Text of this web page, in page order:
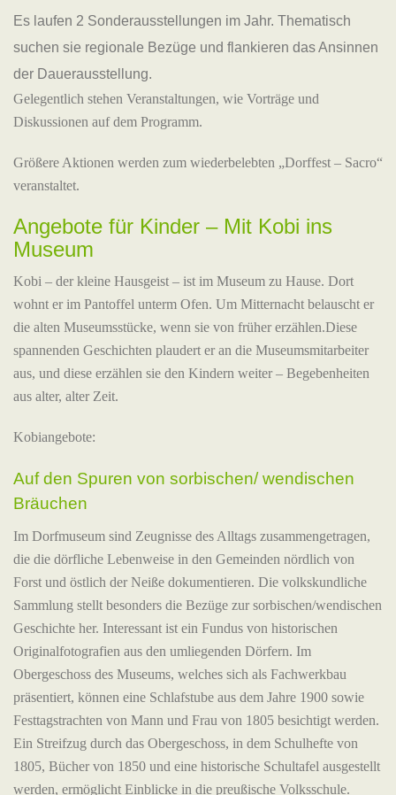
Es laufen 2 Sonderausstellungen im Jahr. Thematisch
suchen sie regionale Bezüge und flankieren das Ansinnen
der Dauerausstellung.
Gelegentlich stehen Veranstaltungen, wie Vorträge und
Diskussionen auf dem Programm.
Größere Aktionen werden zum wiederbelebten „Dorffest – Sacro“
veranstaltet.
Angebote für Kinder – Mit Kobi ins
Museum
Kobi – der kleine Hausgeist – ist im Museum zu Hause. Dort
wohnt er im Pantoffel unterm Ofen. Um Mitternacht belauscht er
die alten Museumsstücke, wenn sie von früher erzählen.Diese
spannenden Geschichten plaudert er an die Museumsmitarbeiter
aus, und diese erzählen sie den Kindern weiter – Begebenheiten
aus alter, alter Zeit.
Kobiangebote:
Auf den Spuren von sorbischen/ wendischen
Bräuchen
Im Dorfmuseum sind Zeugnisse des Alltags zusammengetragen,
die die dörfliche Lebenweise in den Gemeinden nördlich von
Forst und östlich der Neiße dokumentieren. Die volkskundliche
Sammlung stellt besonders die Bezüge zur sorbischen/wendischen
Geschichte her. Interessant ist ein Fundus von historischen
Originalfotografien aus den umliegenden Dörfern. Im
Obergeschoss des Museums, welches sich als Fachwerkbau
präsentiert, können eine Schlafstube aus dem Jahre 1900 sowie
Festtagstrachten von Mann und Frau von 1805 besichtigt werden.
Ein Streifzug durch das Obergeschoss, in dem Schulhefte von
1805, Bücher von 1850 und eine historische Schultafel ausgestellt
werden, ermöglicht Einblicke in die preußische Volksschule.